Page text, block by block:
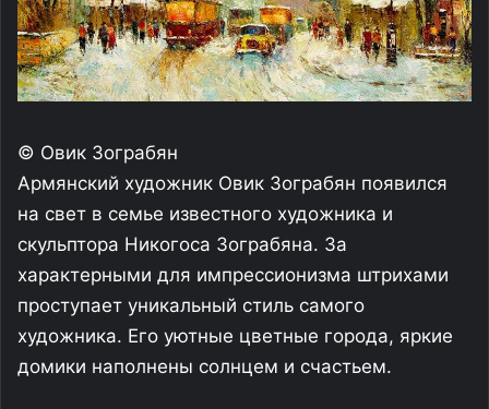
© Овик Зограбян
Армянский художник Овик Зограбян появился
на свет в семье известного художника и
скульптора Никогоса Зограбяна. За
характерными для импрессионизма штрихами
проступает уникальный стиль самого
художника. Его уютные цветные города, яркие
домики наполнены солнцем и счастьем.